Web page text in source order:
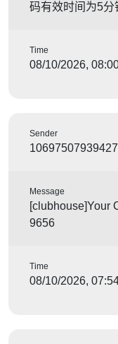
码有效时间为5分
Time
08/10/2026,
Sender
Message
[clubhouse]Your
9656
Time
08/10/2026,